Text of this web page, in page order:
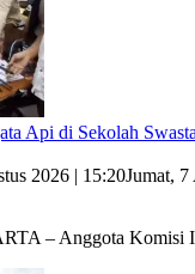
Api di Sekolah
2026 | 15:20Jumat, 7
– Anggota